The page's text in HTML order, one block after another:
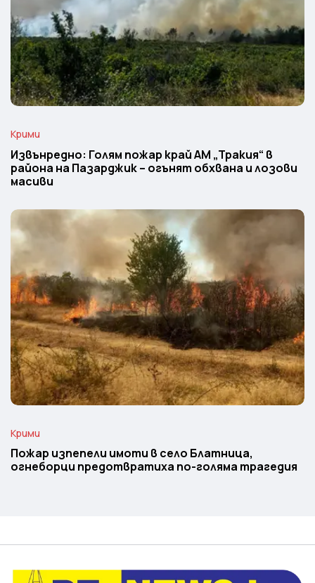
Крими
Извънредно: Голям пожар край АМ „Тракия“ в
района на Пазарджик – огънят обхвана и лозови
масиви
Крими
Пожар изпепели имоти в село Блатница,
огнеборци предотвратиха по-голяма трагедия